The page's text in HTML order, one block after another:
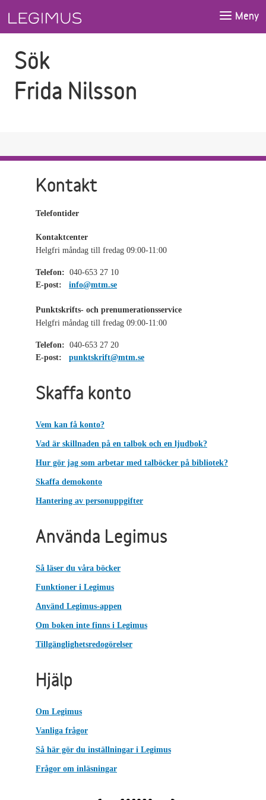
Meny
Sök
Frida Nilsson
Kontakt
Telefontider
Kontaktcenter
Helgfri måndag till fredag 09:00-11:00
Telefon: 040-653 27 10
E-post:
info@mtm.se
Punktskrifts- och prenumerationsservice
Helgfri måndag till fredag 09:00-11:00
Telefon: 040-653 27 20
E-post:
punktskrift@mtm.se
Skaffa konto
Vem kan få konto?
Vad är skillnaden på en talbok och en ljudbok?
Hur gör jag som arbetar med talböcker på bibliotek?
Skaffa demokonto
Hantering av personuppgifter
Använda Legimus
Så läser du våra böcker
Funktioner i Legimus
Använd Legimus-appen
Om boken inte finns i Legimus
Tillgänglighetsredogörelser
Hjälp
Om Legimus
Vanliga frågor
Så här gör du inställningar i Legimus
Frågor om inläsningar